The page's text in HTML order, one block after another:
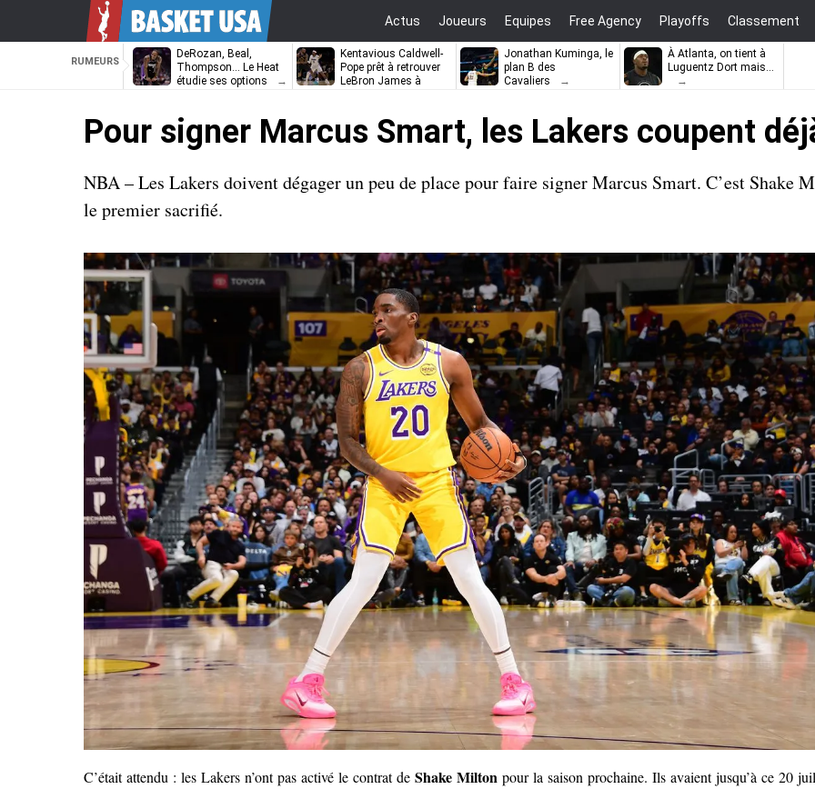
Actus Joueurs Equipes Free Agency Playoffs Classement
RUMEURS
DeRozan, Beal,
Thompson… Le Heat
étudie ses options
Kentavious Caldwell-
Pope prêt à retrouver
LeBron James à
Jonathan Kuminga, le
plan B des
Cavaliers
À Atlanta, on tient à
Luguentz Dort mais…
Pour signer Marcus Smart, les Lakers coupent
NBA – Les Lakers doivent dégager un peu de place pour faire signer Marcus Smart. C’est Shake
le premier sacrifié.
C’était attendu : les Lakers n’ont pas activé le contrat de Shake Milton pour la saison prochaine. Ils avaient jusqu’à ce 20